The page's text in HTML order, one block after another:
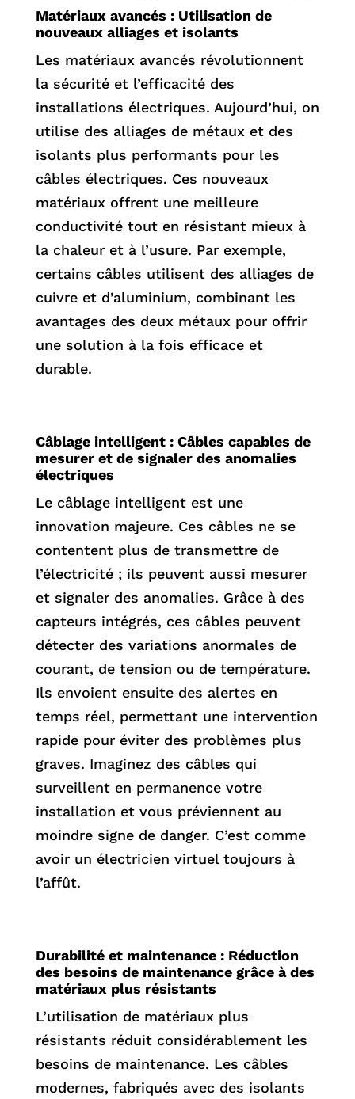
Matériaux avancés : Utilisation de
nouveaux alliages et isolants
Les matériaux avancés révolutionnent
la sécurité et l’efficacité des
installations électriques. Aujourd’hui, on
utilise des alliages de métaux et des
isolants plus performants pour les
câbles électriques. Ces nouveaux
matériaux offrent une meilleure
conductivité tout en résistant mieux à
la chaleur et à l’usure. Par exemple,
certains câbles utilisent des alliages de
cuivre et d’aluminium, combinant les
avantages des deux métaux pour offrir
une solution à la fois efficace et
durable.
Câblage intelligent : Câbles capables de
mesurer et de signaler des anomalies
électriques
Le câblage intelligent est une
innovation majeure. Ces câbles ne se
contentent plus de transmettre de
l’électricité ; ils peuvent aussi mesurer
et signaler des anomalies. Grâce à des
capteurs intégrés, ces câbles peuvent
détecter des variations anormales de
courant, de tension ou de température.
Ils envoient ensuite des alertes en
temps réel, permettant une intervention
rapide pour éviter des problèmes plus
graves. Imaginez des câbles qui
surveillent en permanence votre
installation et vous préviennent au
moindre signe de danger. C’est comme
avoir un électricien virtuel toujours à
l’affût.
Durabilité et maintenance : Réduction
des besoins de maintenance grâce à des
matériaux plus résistants
L’utilisation de matériaux plus
résistants réduit considérablement les
besoins de maintenance. Les câbles
modernes, fabriqués avec des isolants